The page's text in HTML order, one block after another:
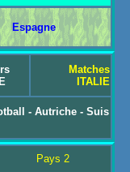
Espagne
Matches
ITALIE
- Autriche - Suis
Pays 2